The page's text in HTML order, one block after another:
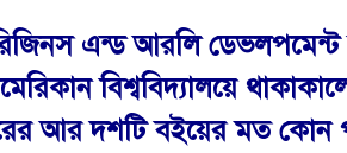
এন্ড আরলি ডেভলপমেন্ট
বিশ্ববিদ্যালয়ে থাকাকালে
আর দশটি বইয়ের মত কোন